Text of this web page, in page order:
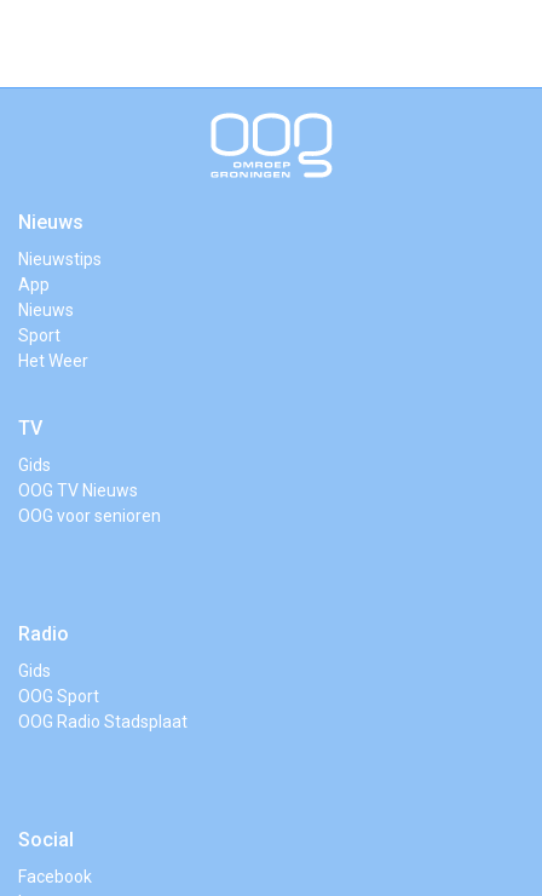
Nieuws
Nieuwstips
App
Nieuws
Sport
Het Weer
TV
Gids
OOG TV Nieuws
OOG voor senioren
Radio
Gids
OOG Sport
OOG Radio Stadsplaat
Social
Facebook